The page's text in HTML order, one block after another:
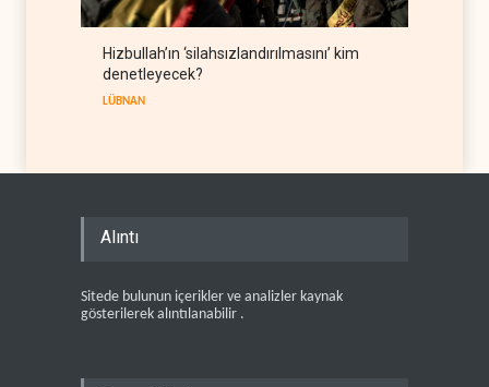
Hizbullah’ın ‘silahsızlandırılmasını’ kim
denetleyecek?
LÜBNAN
Alıntı
Sitede bulunun içerikler ve analizler kaynak
gösterilerek alıntılanabilir .